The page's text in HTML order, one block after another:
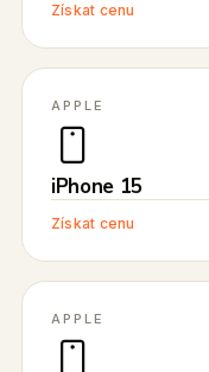
Získat cenu
APPLE
iPhone 15
Získat cenu
APPLE